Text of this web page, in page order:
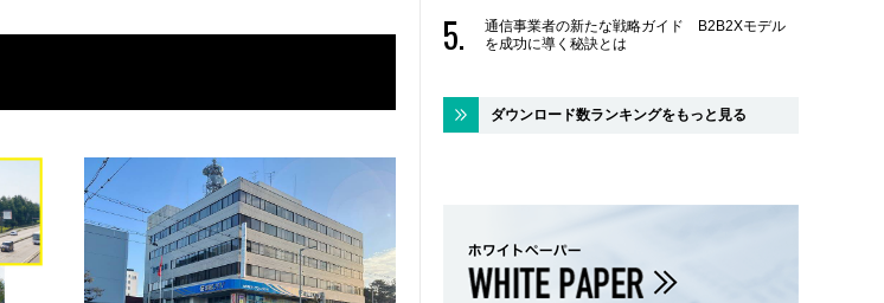
通信事業者の新たな戦略ガイド B2B2Xモデル
を成功に導く秘訣とは
ダウンロード数ランキングをもっと見る